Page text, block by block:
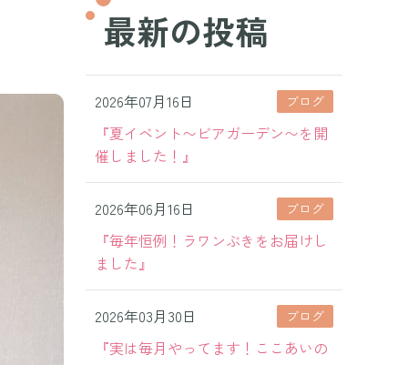
最新の投稿
2026年07月16日 ブログ
『夏イベント〜ビアガーデン〜を開
催しました！』
2026年06月16日 ブログ
『毎年恒例！ラワンぶきをお届けし
ました』
2026年03月30日 ブログ
『実は毎月やってます！ここあいの